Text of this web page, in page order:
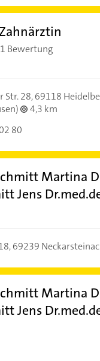
1 Bewertung
Str. 28,69118
4,3 km
80
Martina
Jens
69239
Martina
Jens